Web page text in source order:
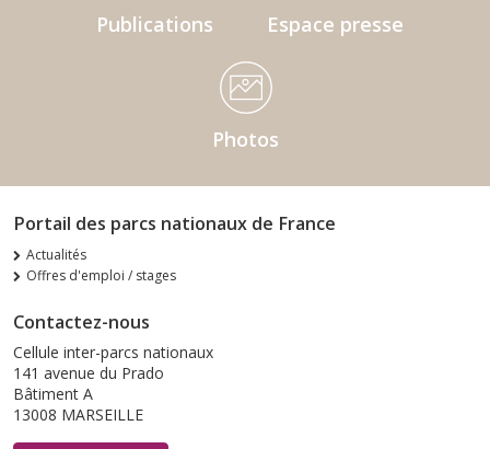
Publications Espace presse
Photos
Portail des parcs nationaux de France
Actualités
Offres d'emploi / stages
Contactez-nous
Cellule inter-parcs nationaux
141 avenue du Prado
Bâtiment A
13008 MARSEILLE